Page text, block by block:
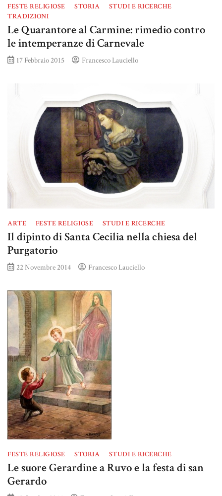
FESTE RELIGIOSE STORIA
STUDI E RICERCHE
TRADIZIONI
Le Quarantore al Carmine: rimedio contro
le intemperanze di Carnevale
17 Febbraio 2015 Francesco Lauciello
ARTE FESTE RELIGIOSE STUDI E RICERCHE
Il dipinto di Santa Cecilia nella chiesa del
Purgatorio
22 Novembre 2014 Francesco Lauciello
FESTE RELIGIOSE STORIA STUDI E RICERCHE
Le suore Gerardine a Ruvo e la festa di san
Gerardo